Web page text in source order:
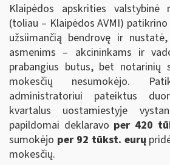
Klaipėdos apskrities valstybinė
(toliau – Klaipėdos AVMI)
užsiimančią bendrovę ir
asmenims – akcininkams ir
prabangius butus, bet notarinių
mokesčių nesumokėjo.
administratoriui pateiktus
kvartalus uostamiestyje
papildomai deklaravo per 420
sumokėjo per 92 tūkst. eurų
mokesčių.